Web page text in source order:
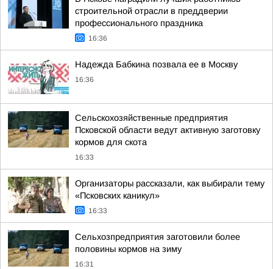
строительной отрасли в преддверии
профессионального праздника
16:36
Надежда Бабкина позвала ее в Москву
16:36
Сельскохозяйственные предприятия
Псковской области ведут активную заготовку
кормов для скота
16:33
Организаторы рассказали, как выбирали тему
«Псковских каникул»
16:33
Сельхозпредприятия заготовили более
половины кормов на зиму
16:31